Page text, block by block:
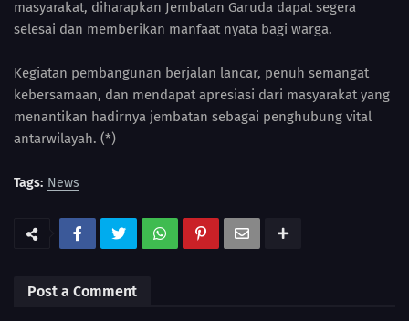
masyarakat, diharapkan Jembatan Garuda dapat segera
selesai dan memberikan manfaat nyata bagi warga.
Kegiatan pembangunan berjalan lancar, penuh semangat
kebersamaan, dan mendapat apresiasi dari masyarakat yang
menantikan hadirnya jembatan sebagai penghubung vital
antarwilayah. (*)
Tags: News
Post a Comment